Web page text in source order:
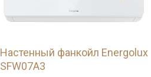
Настенный фанкойл Energolux
SFW07A3